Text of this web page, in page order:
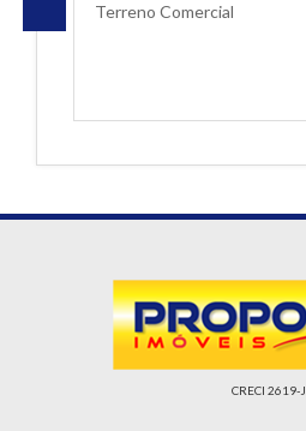
Terreno Comercial
CRECI 2619-J